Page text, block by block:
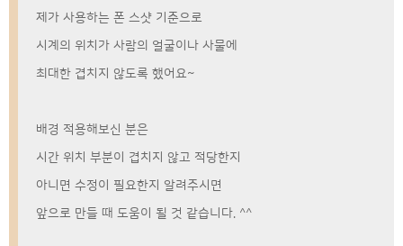
제가 사용하는 폰 스샷 기준으로
시계의 위치가 사람의 얼굴이나 사물에
최대한 겹치지 않도록 했어요~
배경 적용해보신 분은
시간 위치 부분이 겹치지 않고 적당한지
아니면 수정이 필요한지 알려주시면
앞으로 만들 때 도움이 될 것 같습니다. ^^